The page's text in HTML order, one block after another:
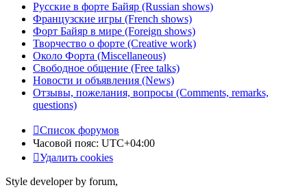
Русские в форте Байяр (Russian shows)
Французские игры (French shows)
Форт Байяр в мире (Foreign shows)
Творчество о форте (Creative work)
Около Форта (Miscellaneous)
Свободное общение (Free talks)
Новости и объявления (News)
Отзывы, пожелания, вопросы (Comments, remarks,
questions)
Список форумов
Часовой пояс: UTC+04:00
Удалить cookies
Style developer by forum,